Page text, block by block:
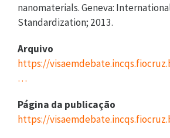
nanomaterials. Geneva:
Standardization; 2013.
Arquivo
https://
…
Página da publicação
https://